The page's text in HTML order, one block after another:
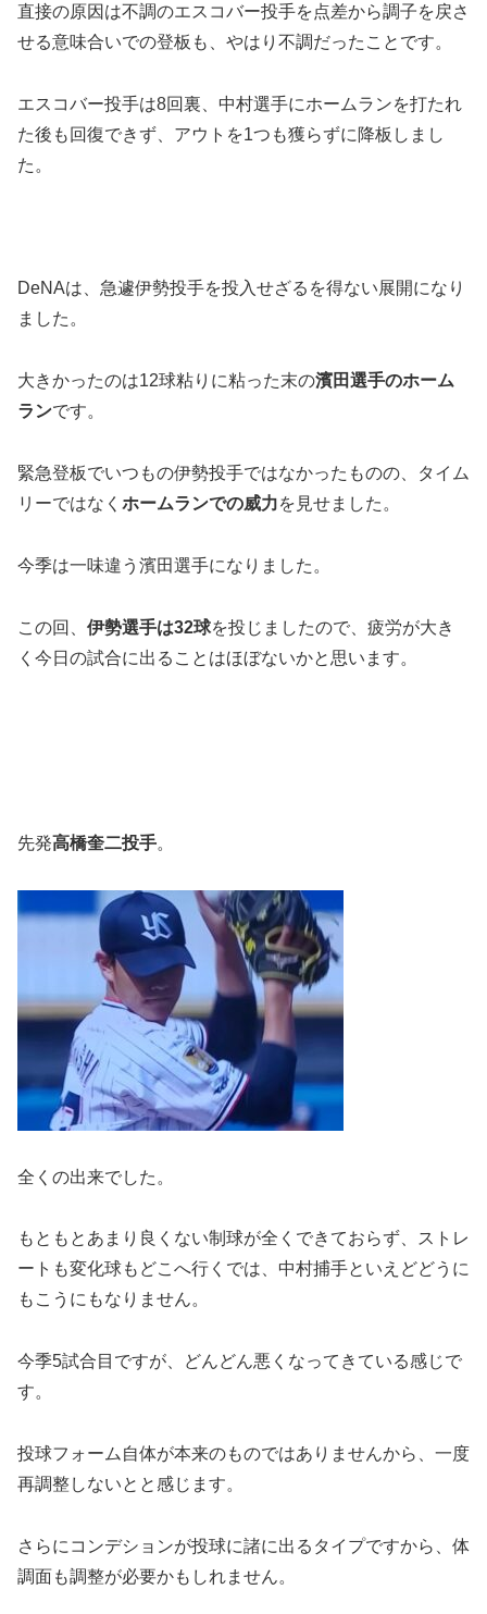
直接の原因は不調のエスコバー投手を点差から調子を戻さ
せる意味合いでの登板も、やはり不調だったことです。
エスコバー投手は8回裏、中村選手にホームランを打たれ
た後も回復できず、アウトを1つも獲らずに降板しまし
た。
DeNAは、急遽伊勢投手を投入せざるを得ない展開になり
ました。
大きかったのは12球粘りに粘った末の濱田選手のホーム
ランです。
緊急登板でいつもの伊勢投手ではなかったものの、タイム
リーではなく ホームランでの威力を見せました。
今季は一味違う濱田選手になりました。
この回、 伊勢選手は32球を投じましたので、疲労が大き
く今日の試合に出ることはほぼないかと思います。
先発高橋奎二投手。
全くの出来でした。
もともとあまり良くない制球が全くできておらず、ストレ
ートも変化球もどこへ行くでは、中村捕手といえどどうに
もこうにもなりません。
今季5試合目ですが、どんどん悪くなってきている感じで
す。
投球フォーム自体が本来のものではありませんから、一度
再調整しないとと感じます。
さらにコンデションが投球に諸に出るタイプですから、体
調面も調整が必要かもしれません。